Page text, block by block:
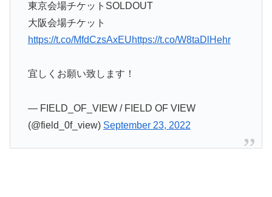
東京会場チケットSOLDOUT
大阪会場チケット
https://t.co/MfdCzsAxEUhttps://t.co/W8taDlHehr
宜しくお願い致します！
— FIELD_OF_VIEW / FIELD OF VIEW
(@field_0f_view) September 23, 2022